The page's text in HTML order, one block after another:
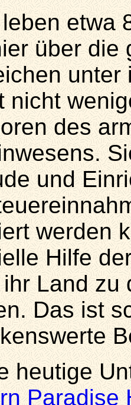
etwa
über die
unter
nicht
des
und
werden
Hilfe
Land zu
Das ist
heutige
Paradise